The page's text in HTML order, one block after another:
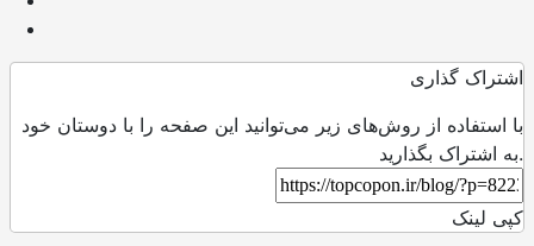
اشتراک گذاری
با استفاده از روش‌های زیر می‌توانید این صفحه را با دوستان خود
به اشتراک بگذارید.
کپی لینک